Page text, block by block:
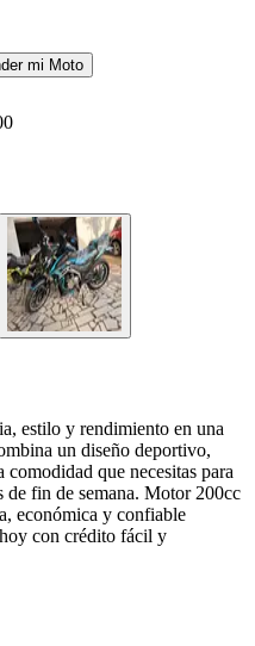
mi Moto
estilo y rendimiento en una
un diseño deportivo,
que necesitas para
de fin de semana. Motor 200cc
económica y confiable
con crédito fácil y